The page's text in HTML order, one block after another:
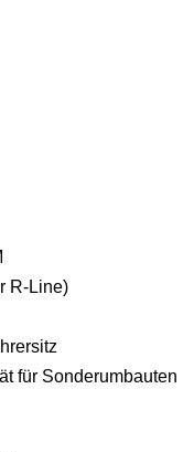
R-Line)
für Sonderumbauten